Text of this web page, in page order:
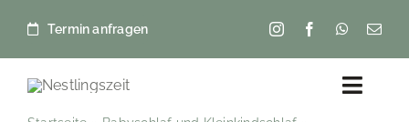
Inhalt
springen
Termin anfragen